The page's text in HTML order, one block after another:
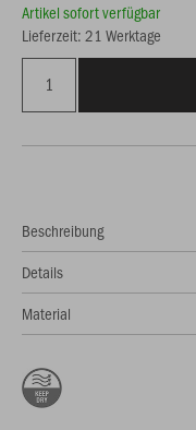
Artikel sofort verfügbar
Lieferzeit: 21 Werktage
Beschreibung
Details
Material